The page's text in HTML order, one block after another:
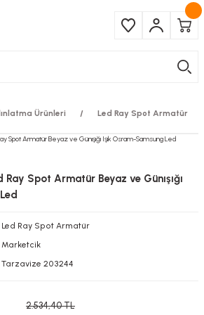
Ürünleri Led Ray Spot Armatür
Spot Armatür Beyaz ve Günışığı
Led Ray Spot Armatür
Marketcik
Tarzavize 203244
2.534,40 TL